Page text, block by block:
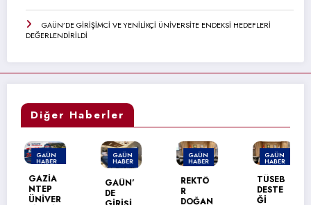
GAÜN’DE GİRİŞİMCİ VE YENİLİKÇİ ÜNİVERSİTE ENDEKSİ HEDEFLERİ
DEĞERLENDİRİLDİ
Diğer Haberler
GAÜN
HABER
MANŞET
GAZİA
NTEP
ÜNİVER
GAÜN
HABER
GAÜN’
DE
GAÜN
HABER
REKTÖ
R
DOĞAN
GAÜN
HABER
TÜSEB
DESTE
Ğİ